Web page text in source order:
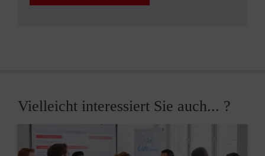
Vielleicht interessiert Sie auch... ?